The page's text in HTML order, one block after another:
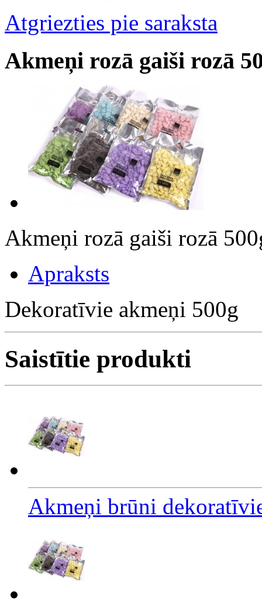
Atgriezties pie saraksta
Akmeņi rozā gaiši rozā
Akmeņi rozā gaiši rozā
Apraksts
Dekoratīvie akmeņi 500g
Saistītie produkti
Akmeņi brūni